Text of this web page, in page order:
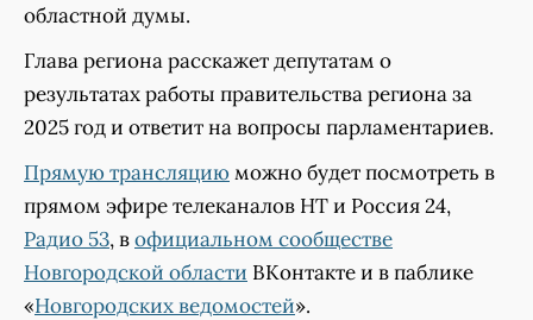
областной думы.
Глава региона расскажет депутатам о
результатах работы правительства региона за
2025 год и ответит на вопросы парламентариев.
Прямую трансляциюможно будет посмотреть в
прямом эфире телеканалов НТ и Россия 24,
Радио 53, вофициальном сообществе
Новгородской области ВКонтакте и в паблике
«Новгородских ведомостей».